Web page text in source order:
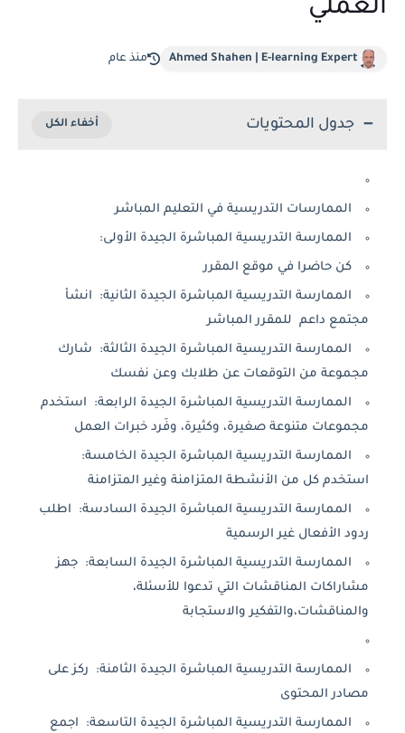
العملي
Ahmed Shahen | E-learning Expert منذ عام
جدول المحتويات
الممارسات التدريسية في التعليم المباشر
الممارسة التدريسية المباشرة الجيدة الأولى:
كن حاضرا في موقع المقرر
الممارسة التدريسية المباشرة الجيدة الثانية: انشأ
مجتمع داعم للمقرر المباشر
الممارسة التدريسية المباشرة الجيدة الثالثة: شارك
مجموعة من التوقعات عن طلابك وعن نفسك
الممارسة التدريسية المباشرة الجيدة الرابعة: استخدم
مجموعات متنوعة صغيرة، وكثيرة، وفَرد خبرات العمل
الممارسة التدريسية المباشرة الجيدة الخامسة:
استخدم كل من الأنشطة المتزامنة وغير المتزامنة
الممارسة التدريسية المباشرة الجيدة السادسة: اطلب
ردود الأفعال غير الرسمية
الممارسة التدريسية المباشرة الجيدة السابعة: جهز
مشاراكات المناقشات التي تدعوا للأسئلة،
والمناقشات،والتفكير والاستجابة
الممارسة التدريسية المباشرة الجيدة الثامنة: ركز على
مصادر المحتوى
الممارسة التدريسية المباشرة الجيدة التاسعة: اجمع